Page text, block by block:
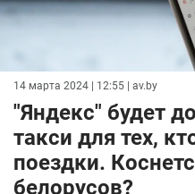
14 марта 2024 | 12:55 | av.by
"Яндекс" будет
такси для тех,
поездки.
белорусов?